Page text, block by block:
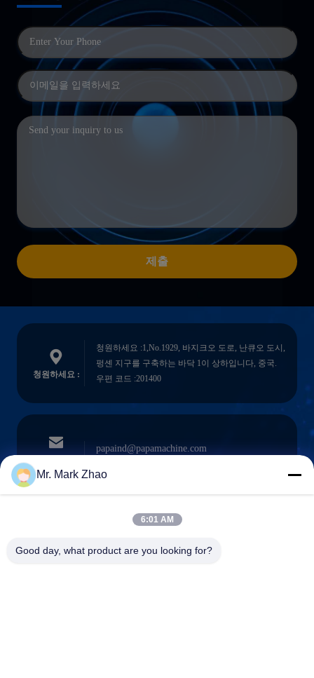
제출
청원하세요 :
청원하세요 :1,No.1929, 바지크오 도로, 난큐오 도시,
펑셴 지구를 구축하는 바닥 1이 상하입니다, 중국.
우편 코드 :201400
papaind@papamachine.com
:
Mr. Mark Zhao
6:01 AM
Good day, what product are you looking for?